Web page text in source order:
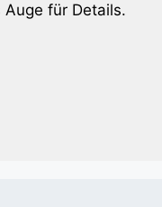
für Details.